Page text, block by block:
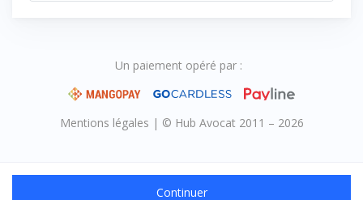
Continuer
Un paiement opéré par :
Mentions légales | © Hub Avocat 2011 – 2026